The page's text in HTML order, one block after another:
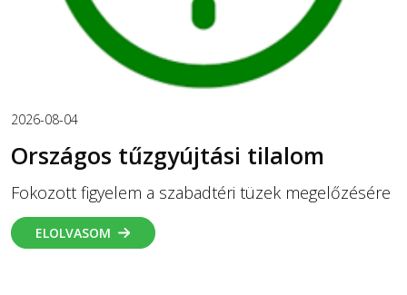
2026-08-04
Országos tűzgyújtási tilalom
Fokozott figyelem a szabadtéri tüzek megelőzésére
ELOLVASOM